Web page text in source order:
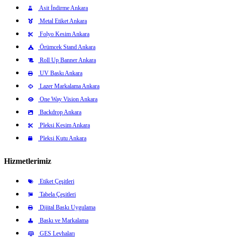
Asit İndirme Ankara
Metal Etiket Ankara
Folyo Kesim Ankara
Örümcek Stand Ankara
Roll Up Banner Ankara
UV Baskı Ankara
Lazer Markalama Ankara
One Way Vision Ankara
Backdrop Ankara
Pleksi Kesim Ankara
Pleksi Kutu Ankara
Hizmetlerimiz
Etiket Çeşitleri
Tabela Çeşitleri
Dijital Baskı Uygulama
Baskı ve Markalama
GES Levhaları